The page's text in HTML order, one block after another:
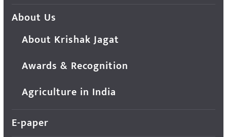
About Us
About Krishak Jagat
Awards & Recognition
Agriculture in India
E-paper